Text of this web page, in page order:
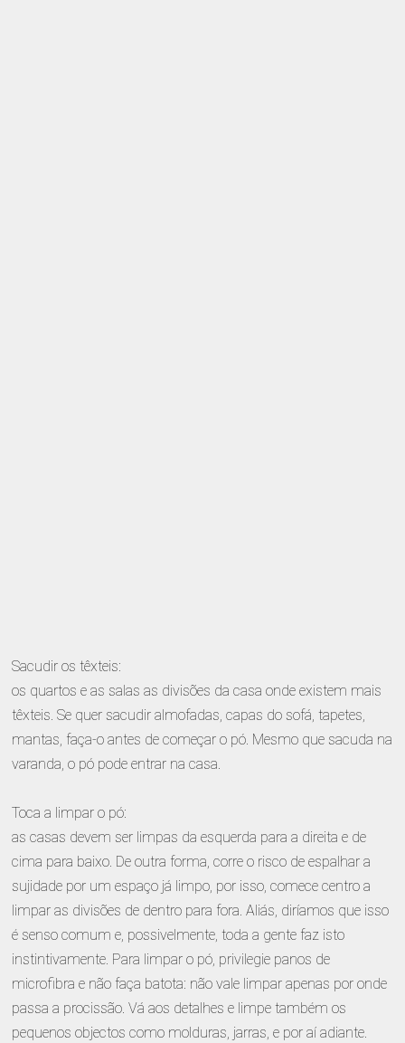
Sacudir os têxteis:
os quartos e as salas as divisões da casa onde existem mais
têxteis. Se quer sacudir almofadas, capas do sofá, tapetes,
mantas, faça-o antes de começar o pó. Mesmo que sacuda na
varanda, o pó pode entrar na casa.
Toca a limpar o pó:
as casas devem ser limpas da esquerda para a direita e de
cima para baixo. De outra forma, corre o risco de espalhar a
sujidade por um espaço já limpo, por isso, comece centro a
limpar as divisões de dentro para fora. Aliás, diríamos que isso
é senso comum e, possivelmente, toda a gente faz isto
instintivamente. Para limpar o pó, privilegie panos de
microfibra e não faça batota: não vale limpar apenas por onde
passa a procissão. Vá aos detalhes e limpe também os
pequenos objectos como molduras, jarras, e por aí adiante.